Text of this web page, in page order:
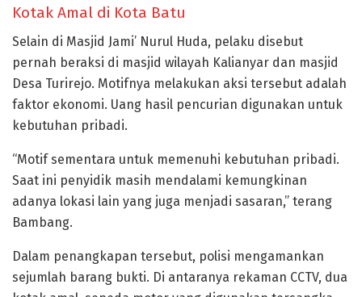
Kotak Amal di Kota Batu
Selain di Masjid Jami’ Nurul Huda, pelaku disebut
pernah beraksi di masjid wilayah Kalianyar dan masjid
Desa Turirejo. Motifnya melakukan aksi tersebut adalah
faktor ekonomi. Uang hasil pencurian digunakan untuk
kebutuhan pribadi.
“Motif sementara untuk memenuhi kebutuhan pribadi.
Saat ini penyidik masih mendalami kemungkinan
adanya lokasi lain yang juga menjadi sasaran,” terang
Bambang.
Dalam penangkapan tersebut, polisi mengamankan
sejumlah barang bukti. Di antaranya rekaman CCTV, dua